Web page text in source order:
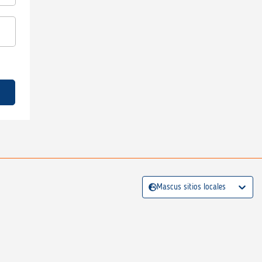
Mascus sitios locales